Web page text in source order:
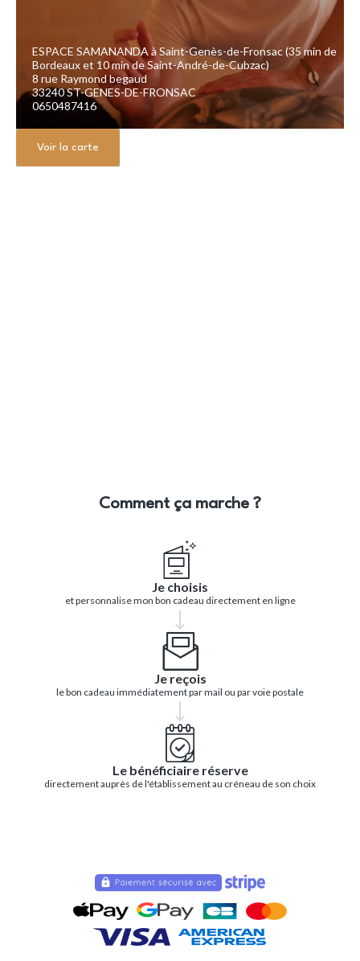
ESPACE SAMANANDA à Saint-Genès-de-Fronsac (35 min de
Bordeaux et 10 min de Saint-André-de-Cubzac)
8 rue Raymond begaud
33240 ST-GENES-DE-FRONSAC
0650487416
Voir la carte
Comment ça marche ?
Je choisis
et personnalise mon bon cadeau directement en ligne
Je reçois
le bon cadeau immédiatement par mail ou par voie postale
Le bénéficiaire réserve
directement auprès de l'établissement au créneau de son choix